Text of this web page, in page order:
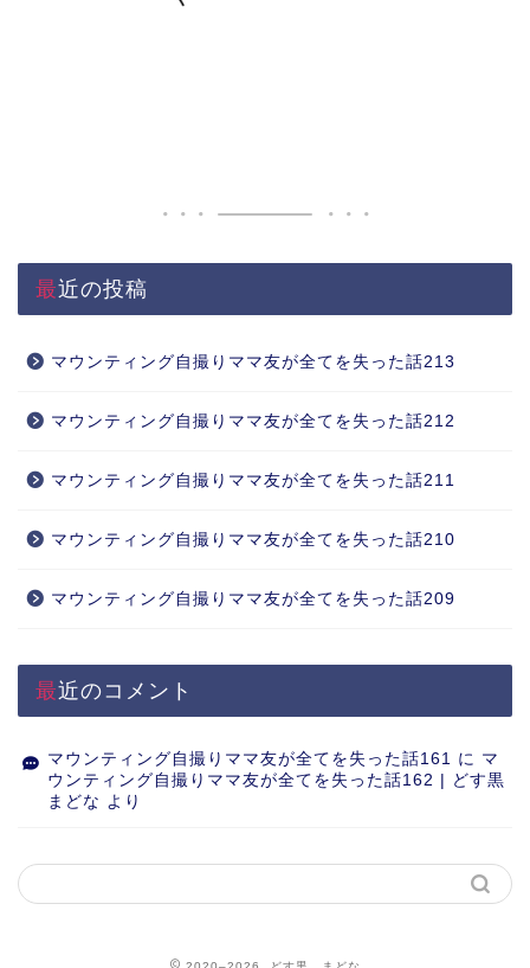
最近の投稿
マウンティング自撮りママ友が全てを失った話213
マウンティング自撮りママ友が全てを失った話212
マウンティング自撮りママ友が全てを失った話211
マウンティング自撮りママ友が全てを失った話210
マウンティング自撮りママ友が全てを失った話209
最近のコメント
マウンティング自撮りママ友が全てを失った話161 に マ
ウンティング自撮りママ友が全てを失った話162 | どす黒
まどな より